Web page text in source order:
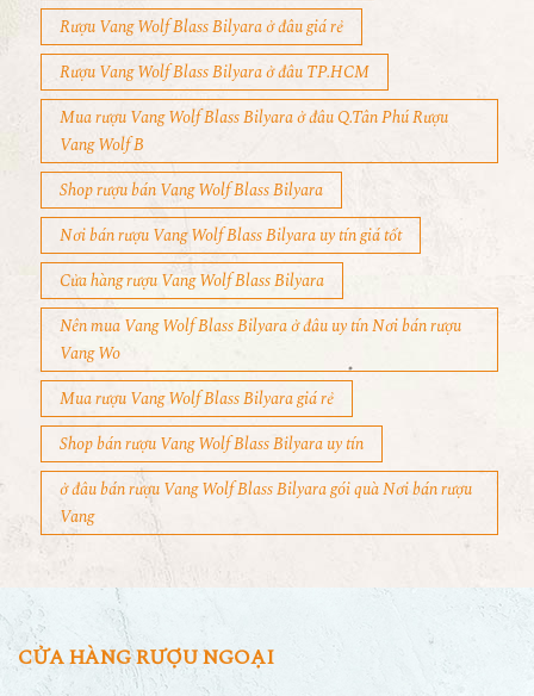
Rượu Vang Wolf Blass Bilyara ở đâu giá rẻ
Rượu Vang Wolf Blass Bilyara ở đâu TP.HCM
Mua rượu Vang Wolf Blass Bilyara ở đâu Q.Tân Phú Rượu
Vang Wolf B
Shop rượu bán Vang Wolf Blass Bilyara
Nơi bán rượu Vang Wolf Blass Bilyara uy tín giá tốt
Cửa hàng rượu Vang Wolf Blass Bilyara
Nên mua Vang Wolf Blass Bilyara ở đâu uy tín Nơi bán rượu
Vang Wo
Mua rượu Vang Wolf Blass Bilyara giá rẻ
Shop bán rượu Vang Wolf Blass Bilyara uy tín
ở đâu bán rượu Vang Wolf Blass Bilyara gói quà Nơi bán rượu
Vang
CỬA HÀNG RƯỢU NGOẠI